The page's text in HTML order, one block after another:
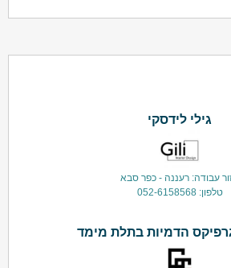
גילי לידסקי
עבודה: רעננה - כפר סבא
טלפון: 052-6158568
הדמיות בתלת מימד